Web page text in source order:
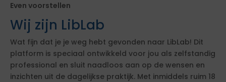
Even voorstellen
Wij zijn LibLab
Wat fijn dat je je weg hebt gevonden naar LibLab! Dit
platform is speciaal ontwikkeld voor jou als zelfstandig
professional en sluit naadloos aan op de wensen en
inzichten uit de dagelijkse praktijk. Met inmiddels ruim 18